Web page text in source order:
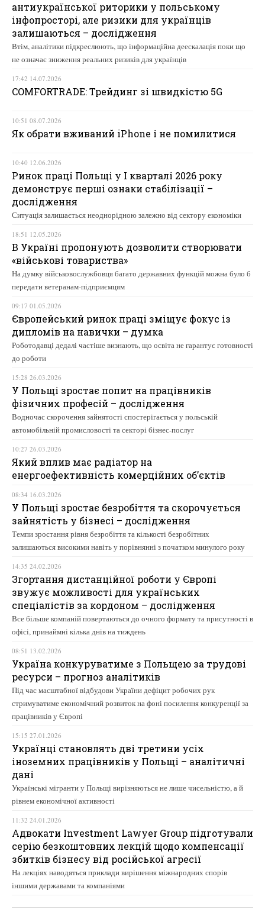
антиукраїнської риторики у польському
інфопросторі, але ризики для українців
залишаються – дослідження
Втім, аналітики підкреслюють, що інформаційна деескалація поки що
не означає зниження реальних ризиків для українців
17:42 14.07.2026
COMFORTRADE: Трейдинг зі швидкістю 5G
10:51 08.07.2026
Як обрати вживаний iPhone і не помилитися
10:40 12.06.2026
Ринок праці Польщі у І кварталі 2026 року
демонструє перші ознаки стабілізації –
дослідження
Ситуація залишається неоднорідною залежно від сектору економіки
18:51 12.05.2026
В Україні пропонують дозволити створювати
«військові товариства»
На думку військовослужбовця багато державних функцій можна було б
передати ветеранам-підприємцям
09:17 01.05.2026
Європейський ринок праці зміщує фокус із
дипломів на навички – думка
Роботодавці дедалі частіше визнають, що освіта не гарантує готовності
до роботи
15:28 26.03.2026
У Польщі зростає попит на працівників
фізичних професій – дослідження
Водночас скорочення зайнятості спостерігається у польській
автомобільній промисловості та секторі бізнес-послуг
10:27 26.03.2026
Який вплив має радіатор на
енергоефективність комерційних об’єктів
08:34 16.03.2026
У Польщі зростає безробіття та скорочується
зайнятість у бізнесі – дослідження
Темпи зростання рівня безробіття та кількості безробітних
залишаються високими навіть у порівнянні з початком минулого року
14:35 24.02.2026
Згортання дистанційної роботи у Європі
звужує можливості для українських
спеціалістів за кордоном – дослідження
Все більше компаній повертаються до очного формату та присутності в
офісі, принаймні кілька днів на тиждень
08:51 13.02.2026
Україна конкуруватиме з Польщею за трудові
ресурси – прогноз аналітиків
Під час масштабної відбудови України дефіцит робочих рук
стримуватиме економічний розвиток на фоні посилення конкуренції за
працівників у Європі
15:15 27.01.2026
Українці становлять дві третини усіх
іноземних працівників у Польщі – аналітичні
дані
Українські мігранти у Польщі вирізняються не лише чисельністю, а й
рівнем економічної активності
11:32 24.01.2026
Адвокати Investment Lawyer Group підготували
серію безкоштовних лекцій щодо компенсації
збитків бізнесу від російської агресії
На лекціях наводяться приклади вирішення міжнародних спорів
іншими державами та компаніями